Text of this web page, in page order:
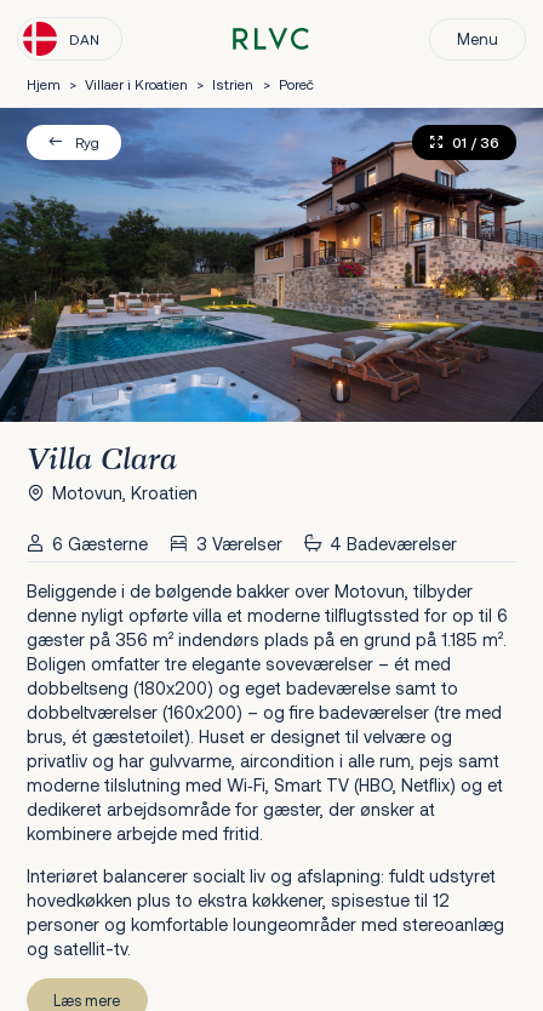
DAN Menu
Hjem > Villaer i Kroatien > Istrien > Poreč
Ryg 01 / 36
Villa Clara
Motovun, Kroatien
6 Gæsterne 3 Værelser 4 Badeværelser
Beliggende i de bølgende bakker over Motovun, tilbyder
denne nyligt opførte villa et moderne tilflugtssted for op til 6
gæster på 356 m² indendørs plads på en grund på 1.185 m².
Boligen omfatter tre elegante soveværelser – ét med
dobbeltseng (180x200) og eget badeværelse samt to
dobbeltværelser (160x200) – og fire badeværelser (tre med
brus, ét gæstetoilet). Huset er designet til velvære og
privatliv og har gulvvarme, aircondition i alle rum, pejs samt
moderne tilslutning med Wi‑Fi, Smart TV (HBO, Netflix) og et
dedikeret arbejdsområde for gæster, der ønsker at
kombinere arbejde med fritid.
Interiøret balancerer socialt liv og afslapning: fuldt udstyret
hovedkøkken plus to ekstra køkkener, spisestue til 12
personer og komfortable loungeområder med stereoanlæg
og satellit-tv.
Læs mere